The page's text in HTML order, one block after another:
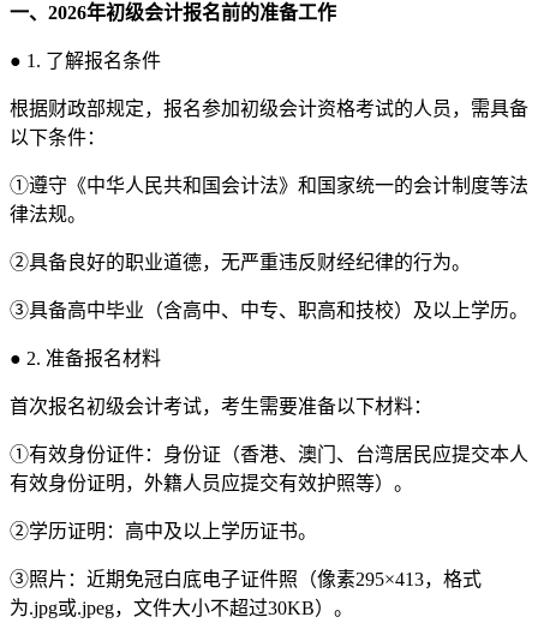
一、2026年初级会计报名前的准备工作
● 1. 了解报名条件
根据财政部规定，报名参加初级会计资格考试的人员，需具备
以下条件：
①遵守《中华人民共和国会计法》和国家统一的会计制度等法
律法规。
②具备良好的职业道德，无严重违反财经纪律的行为。
③具备高中毕业（含高中、中专、职高和技校）及以上学历。
● 2. 准备报名材料
首次报名初级会计考试，考生需要准备以下材料：
①有效身份证件：身份证（香港、澳门、台湾居民应提交本人
有效身份证明，外籍人员应提交有效护照等）。
②学历证明：高中及以上学历证书。
③照片：近期免冠白底电子证件照（像素295×413，格式
为.jpg或.jpeg，文件大小不超过30KB）。